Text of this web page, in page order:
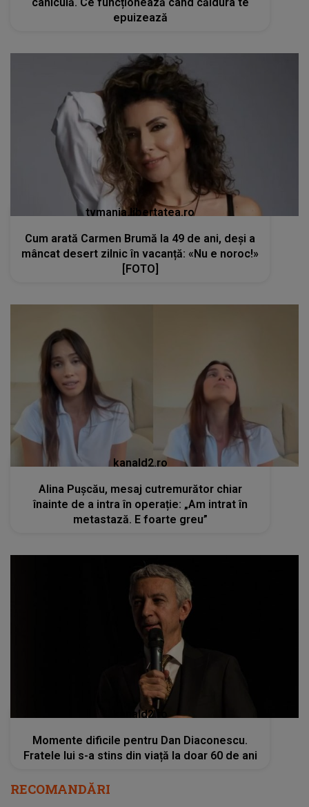
epuizează
tvmania.libertatea.ro
Cum arată Carmen Brumă la 49 de ani, deși a
mâncat desert zilnic în vacanță: «Nu e noroc!»
[FOTO]
kanald2.ro
Alina Pușcău, mesaj cutremurător chiar
înainte de a intra în operație: „Am intrat în
metastază. E foarte greu”
kanald2.ro
Momente dificile pentru Dan Diaconescu.
Fratele lui s-a stins din viață la doar 60 de ani
RECOMANDĂRI